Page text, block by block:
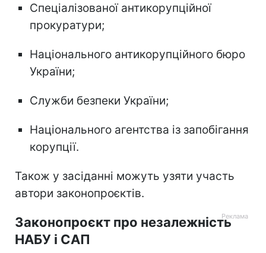
Спеціалізованої антикорупційної
прокуратури;
Національного антикорупційного бюро
України;
Служби безпеки України;
Національного агентства із запобігання
корупції.
Також у засіданні можуть узяти участь
автори законопроєктів.
Законопроєкт про незалежність
НАБУ і САП